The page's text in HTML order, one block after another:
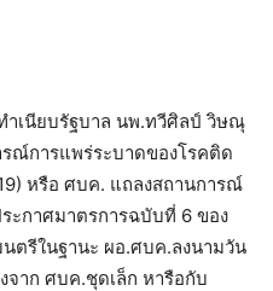
ำเนียบรัฐบาล นพ.ทวีศิลป์ วิษณุ
ณ์การแพร่ระบาดของโรคติด
หรือ ศบค. แถลงสถานการณ์
ะกาศมาตรการฉบับที่ 6 ของ
ตรีในฐานะ ผอ.ศบค.ลงนามวัน
จาก ศบค.ชุดเล็ก หารือกับ